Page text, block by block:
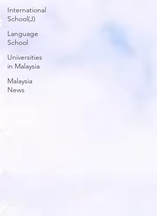
International
School(J)
Language
School
Universities
in Malaysia
Malaysia
News